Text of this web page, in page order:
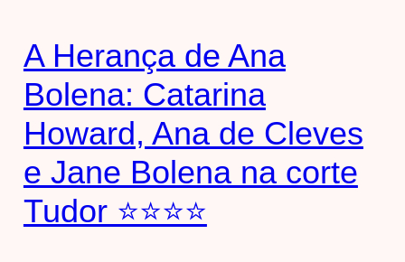
A Herança de Ana
Bolena: Catarina
Howard, Ana de Cleves
e Jane Bolena na corte
Tudor ⭐⭐⭐⭐